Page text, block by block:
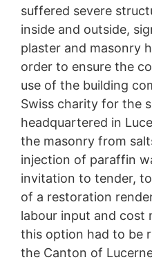
suffered severe
inside and outside,
plaster and masonry
order to ensure the
use of the building
Swiss charity for the
headquartered in
the masonry from
injection of paraffin
invitation to tender,
of a restoration
labour input and cost
this option had to be
the Canton of
https://tools.google.com/
Námietka proti evidencii
Kliknutím na nasledujúci
prostredníctvom Google
Vašich údajov. Osadí sa
evidovaniu Vašich údajov
webovej stránky:
Disable Google Analytics
Viac informácií týkajúcich
o používateľoch v Google
o ochrane údajov Google:
https://
5?hl=en
Spracovanie údajov o
So spoločnosťou Google
o spracovaní údajov o